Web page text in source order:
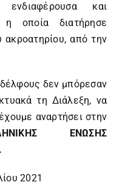
και
η οποία διατήρησε
ακροατηρίου, από την
δεν μπόρεσαν
τη Διάλεξη, να
αναρτήσει στην
ΕΝΩΣΗΣ
.
2021